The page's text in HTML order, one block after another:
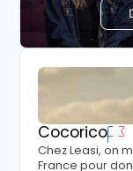
Cocorico
Chez Leasi, on
France pour